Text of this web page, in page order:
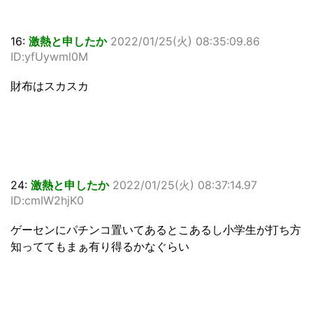
16: 激熱と申したか 2022/01/25(火) 08:35:09.86
ID:yfUywml0M
財布はスカスカ
24: 激熱と申したか 2022/01/25(火) 08:37:14.97
ID:cmIW2hjK0
ゲーセンにパチンコ置いてあるとこあるし小学生が打ち方
知っててもまぁ有り得るかなぐらい